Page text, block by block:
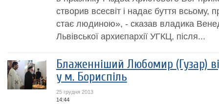
створив всесвіт і надає буття всьому,
стає людиною», - сказав владика
Львівської архиєпархії УГКЦ, після...
Блаженніший Любомир (Гузар)
у м. Бориспіль
25 грудня 2013
14:44